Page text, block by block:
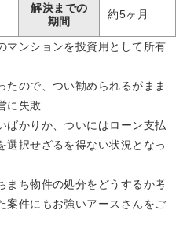
解決までの
期間
約5ヶ月
マンションを投資用として所有
たので、つい勧められるがまま
に失敗…
ばかりか、ついにはローン支払
選択せざるを得ない状況となっ
まち物件の処分をどうするか考
案件にもお強いアースさんをご